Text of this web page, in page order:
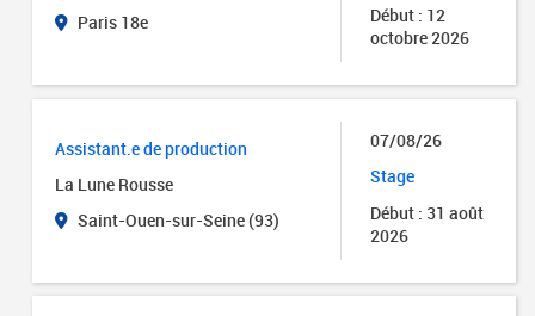
Paris 18e
Début : 12
octobre 2026
Assistant.e de production
La Lune Rousse
Saint-Ouen-sur-Seine (93)
07/08/26
Stage
Début : 31 août
2026